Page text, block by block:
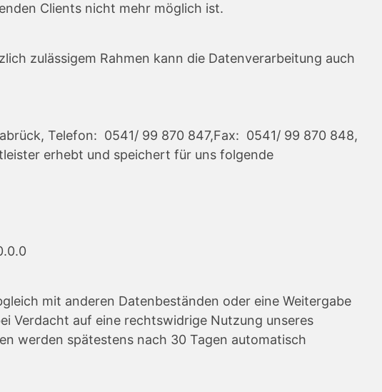
Clients nicht mehr möglich ist.
zulässigem Rahmen kann die Datenverarbeitung auch
Telefon: 0541/ 99 870 847,Fax: 0541/ 99 870 848,
erhebt und speichert für uns folgende
mit anderen Datenbeständen oder eine Weitergabe
Verdacht auf eine rechtswidrige Nutzung unseres
werden spätestens nach 30 Tagen automatisch